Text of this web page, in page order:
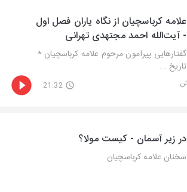
علامه کرباسچیان از نگاه یاران فصل اول
- آیت‌الله احمد مجتهدی تهرانی
گفتارهایی پیرامون مرحوم علامه کرباسچیان *
تاریخ ...
21:32
در زیر آسمان - کیست مولا؟
سخنان علامه کرباسچیان